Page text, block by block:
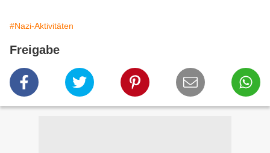
#Nazi-Aktivitäten
Freigabe